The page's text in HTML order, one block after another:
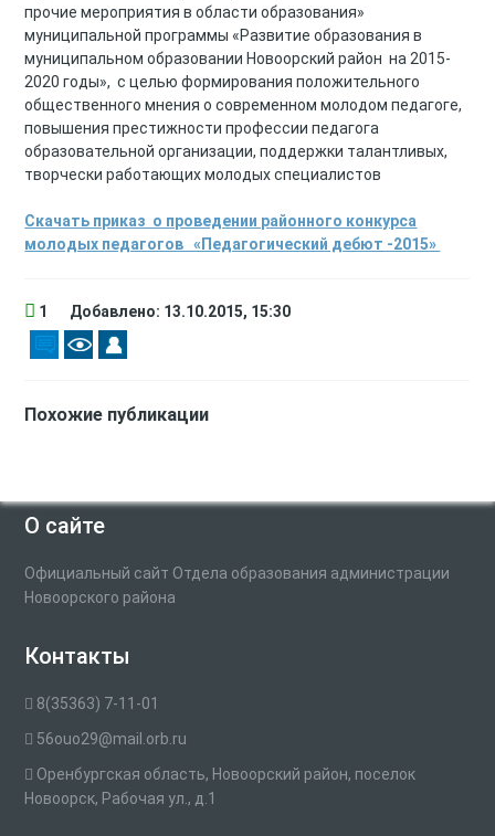
прочие мероприятия в области образования»
муниципальной программы «Развитие образования в
муниципальном образовании Новоорский район на 2015-
2020 годы», с целью формирования положительного
общественного мнения о современном молодом педагоге,
повышения престижности профессии педагога
образовательной организации, поддержки талантливых,
творчески работающих молодых специалистов
Скачать приказ о проведении районного конкурса
молодых педагогов «Педагогический дебют -2015»
1 Добавлено: 13.10.2015, 15:30
Похожие публикации
О сайте
Официальный сайт Отдела образования администрации
Новоорского района
Контакты
8(35363) 7-11-01
56ouo29@mail.orb.ru
Оренбургская область, Новоорский район, поселок
Новоорск, Рабочая ул., д.1